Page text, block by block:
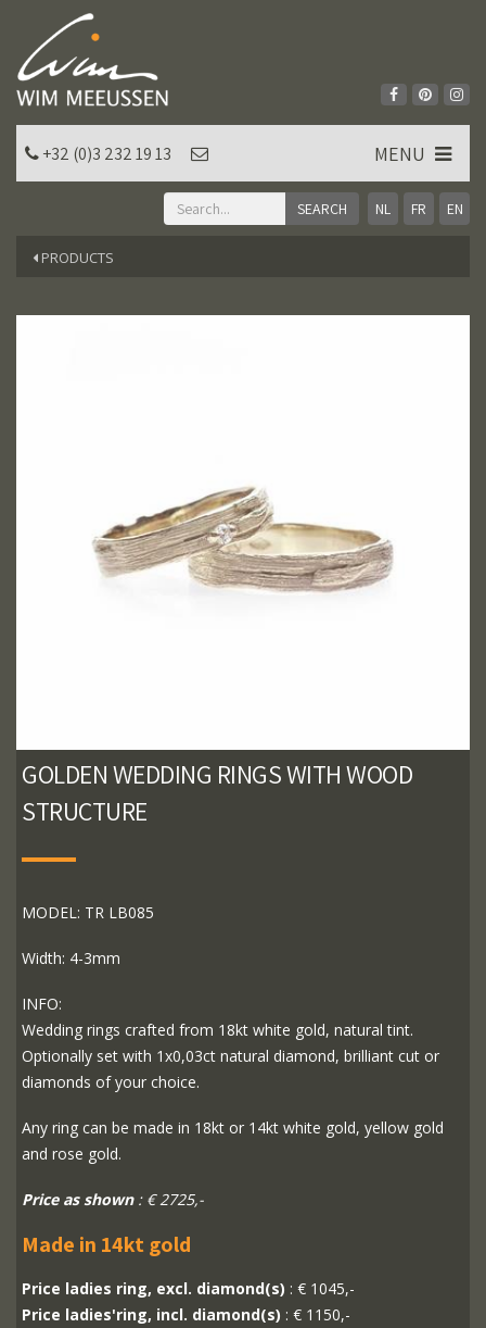
NL FR EN
+32 (0)3 232 19 13 MENU
PRODUCTS
GOLDEN WEDDING RINGS WITH WOOD
STRUCTURE
MODEL: TR LB085
Width: 4-3mm
INFO:
Wedding rings crafted from 18kt white gold, natural tint.
Optionally set with 1x0,03ct natural diamond, brilliant cut or
diamonds of your choice.
Any ring can be made in 18kt or 14kt white gold, yellow gold
and rose gold.
Price as shown: € 2725,-
Made in 14kt gold
Price ladies ring, excl. diamond(s) : € 1045,-
Price ladies'ring, incl. diamond(s) : € 1150,-